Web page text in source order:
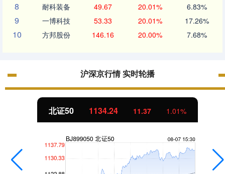
8 耐科装备 49.67 20.01% 6.83%
9 一博科技 53.33 20.01% 17.26%
10 方邦股份 146.16 20.00% 7.68%
沪深京行情 实时轮播
北证50 1134.24 11.37 1.01%